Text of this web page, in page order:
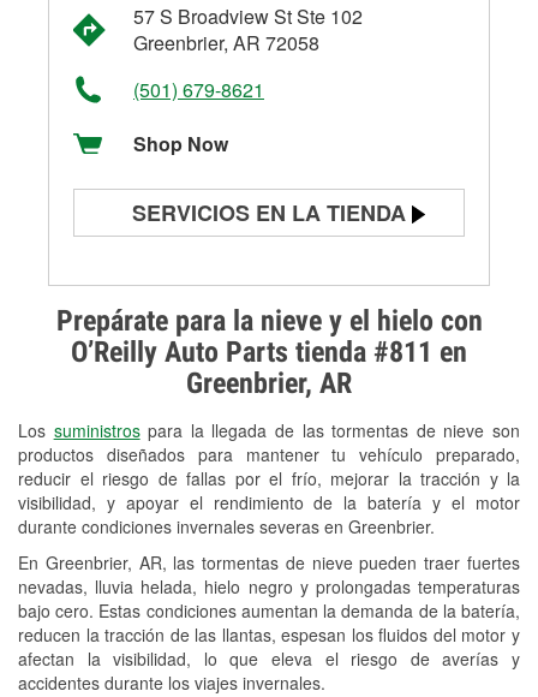
Prepárate para la nieve y el hielo con
O’Reilly Auto Parts tienda #811 en
Greenbrier, AR
Los suministrospara la llegada de las tormentas de nieve son
productos diseñados para mantener tu vehículo preparado,
reducir el riesgo de fallas por el frío, mejorar la tracción y la
visibilidad, y apoyar el rendimiento de la batería y el motor
durante condiciones invernales severas en Greenbrier.
En Greenbrier, AR, las tormentas de nieve pueden traer fuertes
nevadas, lluvia helada, hielo negro y prolongadas temperaturas
bajo cero. Estas condiciones aumentan la demanda de la batería,
reducen la tracción de las llantas, espesan los fluidos del motor y
afectan la visibilidad, lo que eleva el riesgo de averías y
accidentes durante los viajes invernales.
57 S Broadview St Ste 102
Greenbrier, AR 72058
(501) 679-8621
Shop Now
SERVICIOS EN LA TIENDA
Prueba de alternadores y
arrancadores
Revisión de la luz "Check Engine"
Reciclaje de baterías y aceite
Instalación de bombillas de faros
Instalación de limpiaparabrisas
Programa de Préstamo de
Herramientas
Rectificación de tambores y discos de
freno